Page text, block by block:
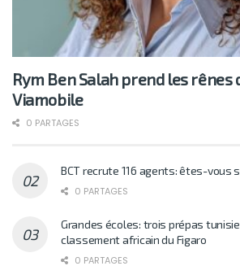
Rym Ben Salah prend les rênes
Viamobile
0 PARTAGES
BCT recrute 116 agents: êtes-vous
0 PARTAGES
Grandes écoles: trois prépas
classement africain du Figaro
0 PARTAGES